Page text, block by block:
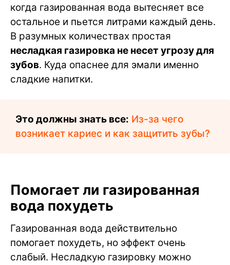
когда газированная вода вытесняет все
остальное и пьется литрами каждый день.
В разумных количествах простая
несладкая газировка не несет угрозу для
зубов. Куда опаснее для эмали именно
сладкие напитки.
Это должны знать все: Из-за чего
возникает кариес и как защитить зубы?
Помогает ли газированная
вода похудеть
Газированная вода действительно
помогает похудеть, но эффект очень
слабый. Несладкую газировку можно